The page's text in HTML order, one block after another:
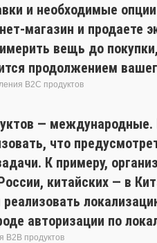
и необходимые
магазин и
вещь до
продолжением
B2C продуктов
— международные.
что
К примеру,
китайских — в
авторизации по
B2B продуктов